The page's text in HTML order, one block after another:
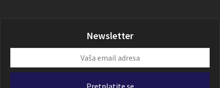
Newsletter
email
Pretplatite se